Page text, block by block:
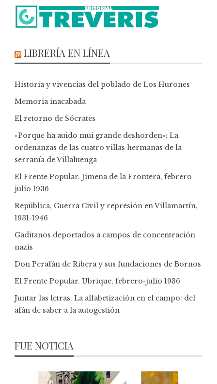
LIBRERÍA EN LÍNEA
Historia y vivencias del poblado de Los Hurones
Memoria inacabada
El retorno de Sócrates
«Porque ha auido mui grande deshorden»: La
ordenanzas de las cuatro villas hermanas de la
serranía de Villaluenga
El Frente Popular. Jimena de la Frontera, febrero-
julio 1936
República, Guerra Civil y represión en Villamartín,
1931-1946
Gaditanos deportados a campos de concentración
nazis
Don Perafán de Ribera y sus fundaciones de Bornos
El Frente Popular. Ubrique, febrero-julio 1936
Juntar las letras. La alfabetización en el campo: del
afán de saber a la autogestión
FUE NOTICIA